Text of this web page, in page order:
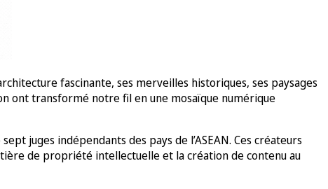
fascinante, ses merveilles historiques, ses paysages
ont transformé notre fil en une mosaïque numérique
juges indépendants des pays de l’ASEAN. Ces créateurs
de propriété intellectuelle et la création de contenu au